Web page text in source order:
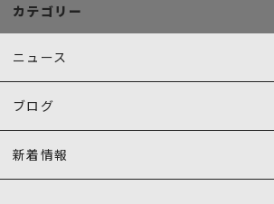
k
カテゴリー
ニュース
ブログ
新着情報